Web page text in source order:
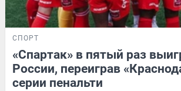
СПОРТ
«Спартак» в пятый раз
России, переиграв
серии пенальти